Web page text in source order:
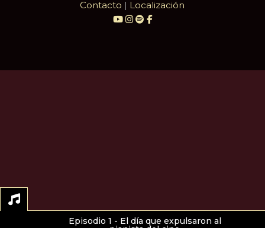
Contacto | Localización
Episodio 1 - El día que expulsaron al